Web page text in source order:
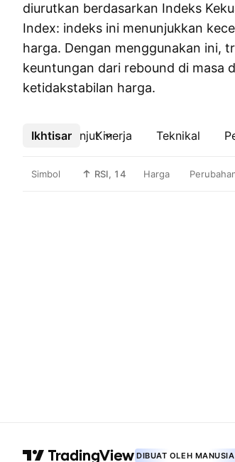
diurutkan berdasarkan Indeks
Index: indeks ini menunjukkan
harga. Dengan menggunakan ini,
keuntungan dari rebound di masa
ketidakstabilan harga.
Ikhtisar Kinerja Teknikal
Lebih lanjut
Simbol RSI, 14 Harga
DIBUAT OLEH MANUSIA